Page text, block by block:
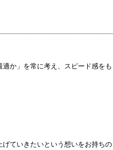
か」を常に考え、スピード感をも
ていきたいという想いをお持ちの